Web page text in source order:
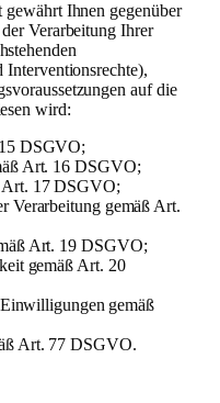
gewährt Ihnen gegenüber
Verarbeitung Ihrer
auf die
wird:
DSGVO;
Art. 16 DSGVO;
Art. 17 DSGVO;
Verarbeitung gemäß Art.
Art. 19 DSGVO;
gemäß Art. 20
gemäß
Art. 77 DSGVO.